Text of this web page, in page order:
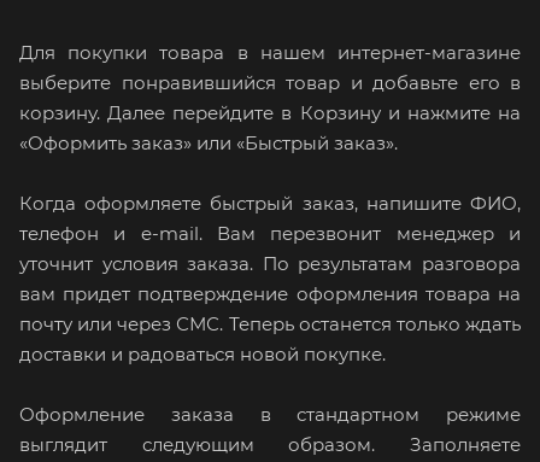
Для покупки товара в нашем интернет-магазине
выберите понравившийся товар и добавьте его в
корзину. Далее перейдите в Корзину и нажмите на
«Оформить заказ» или «Быстрый заказ».
Когда оформляете быстрый заказ, напишите ФИО,
телефон и e-mail. Вам перезвонит менеджер и
уточнит условия заказа. По результатам разговора
вам придет подтверждение оформления товара на
почту или через СМС. Теперь останется только ждать
доставки и радоваться новой покупке.
Оформление заказа в стандартном режиме
выглядит следующим образом. Заполняете